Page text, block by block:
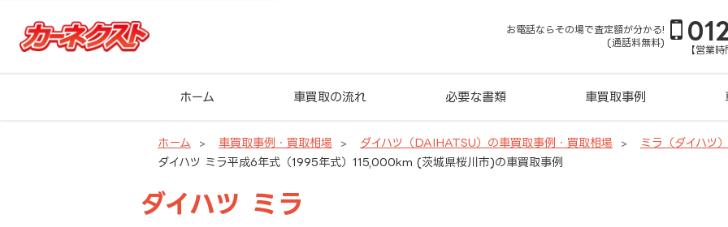
お電話ならその場で査定額が分かる!
(通話料無料)
【営業
ホーム 車買取の流れ 必要な書類 車買取事例
ホーム 車買取事例・買取相場 ダイハツ（DAIHATSU）の車買取事例・買取相場
ミラ（ダイハツ
ダイハツ ミラ平成6年式（1995年式）115,000km (茨城県桜川市)の車買取事例
ダイハツ ミラ